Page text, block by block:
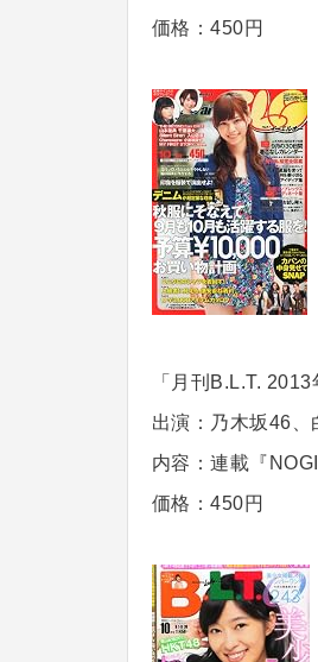
価格：450円
「月刊B.L.T.
出演：乃木坂46、
内容：連載『
価格：450円